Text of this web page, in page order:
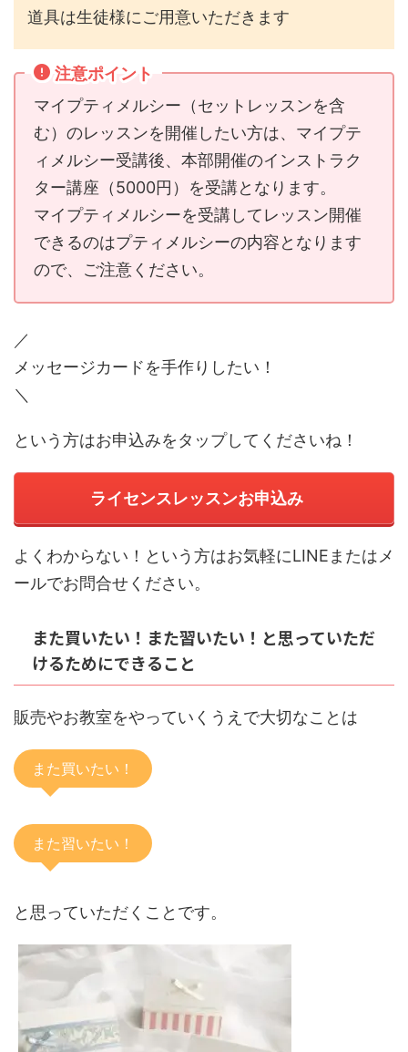
道具は生徒様にご用意いただきます
注意ポイント
マイプティメルシー（セットレッスンを含
む）のレッスンを開催したい方は、マイプテ
ィメルシー受講後、本部開催のインストラク
ター講座（5000円）を受講となります。
マイプティメルシーを受講してレッスン開催
できるのはプティメルシーの内容となります
ので、ご注意ください。
／
メッセージカードを手作りしたい！
＼
という方はお申込みをタップしてくださいね！
ライセンスレッスンお申込み
よくわからない！という方はお気軽にLINEまたはメ
ールでお問合せください。
また買いたい！また習いたい！と思っていただ
けるためにできること
販売やお教室をやっていくうえで大切なことは
また買いたい！
また習いたい！
と思っていただくことです。